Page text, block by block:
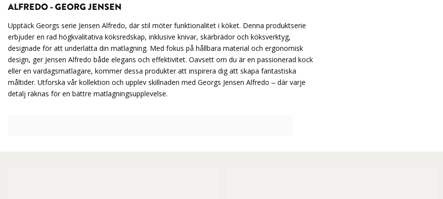
ALFREDO-GEORG JENSEN
Upptäck Georgs serie Jensen Alfredo, där stil möter funktionalitet i köket. Denna produktserie
erbjuder en rad högkvalitativa köksredskap, inklusive knivar, skärbrädor och köksverktyg,
designade för att underlätta din matlagning. Med fokus på hållbara material och ergonomisk
design, ger Jensen Alfredo både elegans och effektivitet. Oavsett om du är en passionerad kock
eller en vardagsmatlagare, kommer dessa produkter att inspirera dig att skapa fantastiska
måltider. Utforska vår kollektion och upplev skillnaden med Georgs Jensen Alfredo – där varje
detalj räknas för en bättre matlagningsupplevelse.